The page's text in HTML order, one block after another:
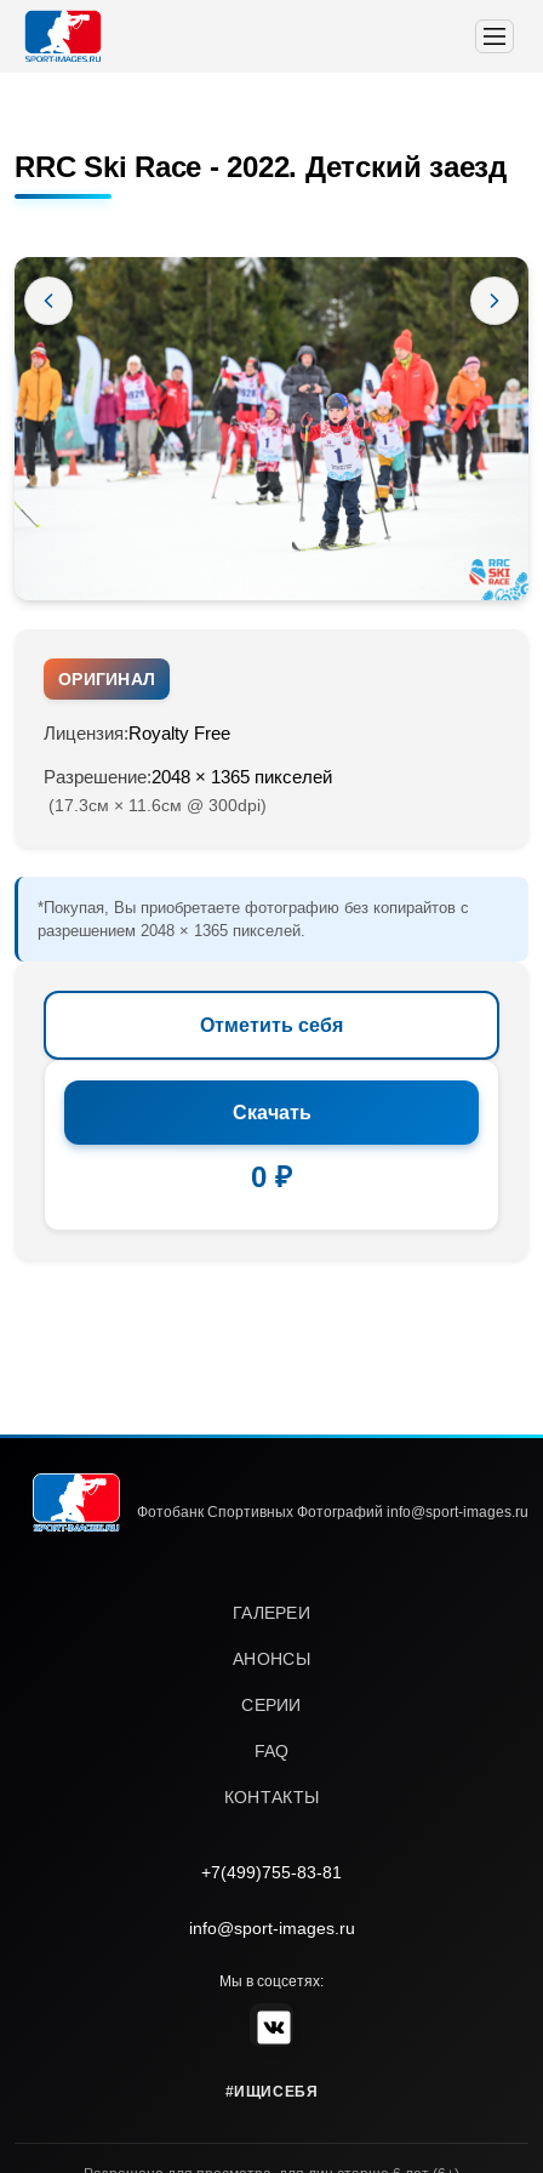
RRC Ski Race - 2022. Детский заезд
ОРИГИНАЛ
Лицензия:Royalty Free
Разрешение:2048 × 1365 пикселей
(17.3см × 11.6см @ 300dpi)
*Покупая, Вы приобретаете фотографию без копирайтов с
разрешением 2048 × 1365 пикселей.
Отметить себя
Скачать
0 ₽
Фотобанк Спортивных Фотографий info@sport-images.ru
ГАЛЕРЕИ
АНОНСЫ
СЕРИИ
FAQ
КОНТАКТЫ
+7(499)755-83-81
info@sport-images.ru
Мы в соцсетях:
#ИЩИСЕБЯ